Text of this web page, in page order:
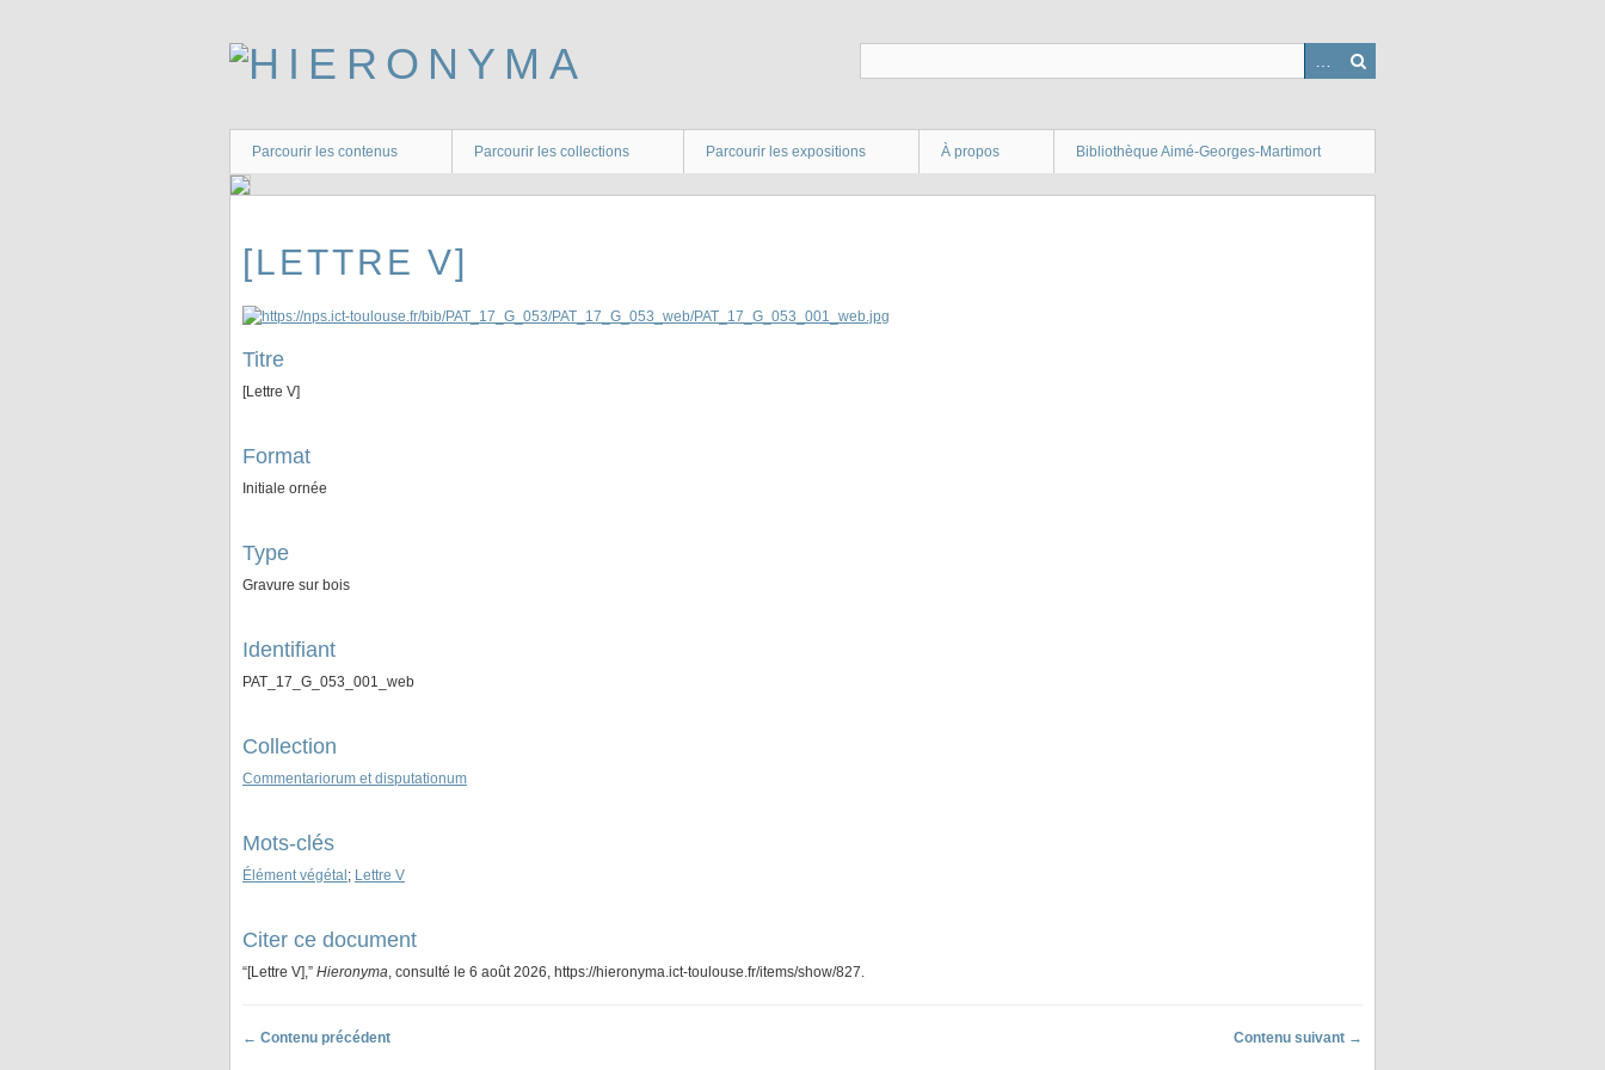
Parcourir les contenus Parcourir les collections Parcourir les expositions À propos Bibliothèque Aimé-Georges-Martimort
[LETTRE V]
Titre
[Lettre V]
Format
Initiale ornée
Type
Gravure sur bois
Identifiant
PAT_17_G_053_001_web
Collection
Commentariorum et disputationum
Mots-clés
Élément végétal ; Lettre V
Citer ce document
“[Lettre V],” Hieronyma, consulté le 6 août 2026, https://hieronyma.ict-toulouse.fr/items/show/827.
← Contenu précédent Contenu suivant →